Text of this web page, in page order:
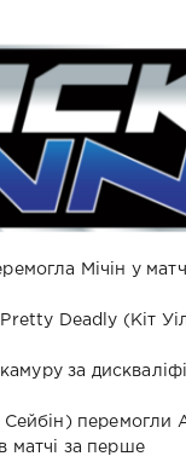
Мічін у
Deadly (Кіт
за
перемогли
матчі за перше